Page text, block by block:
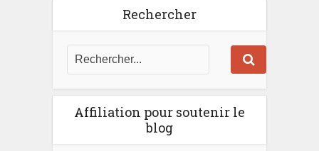
Rechercher
Affiliation pour soutenir le
blog